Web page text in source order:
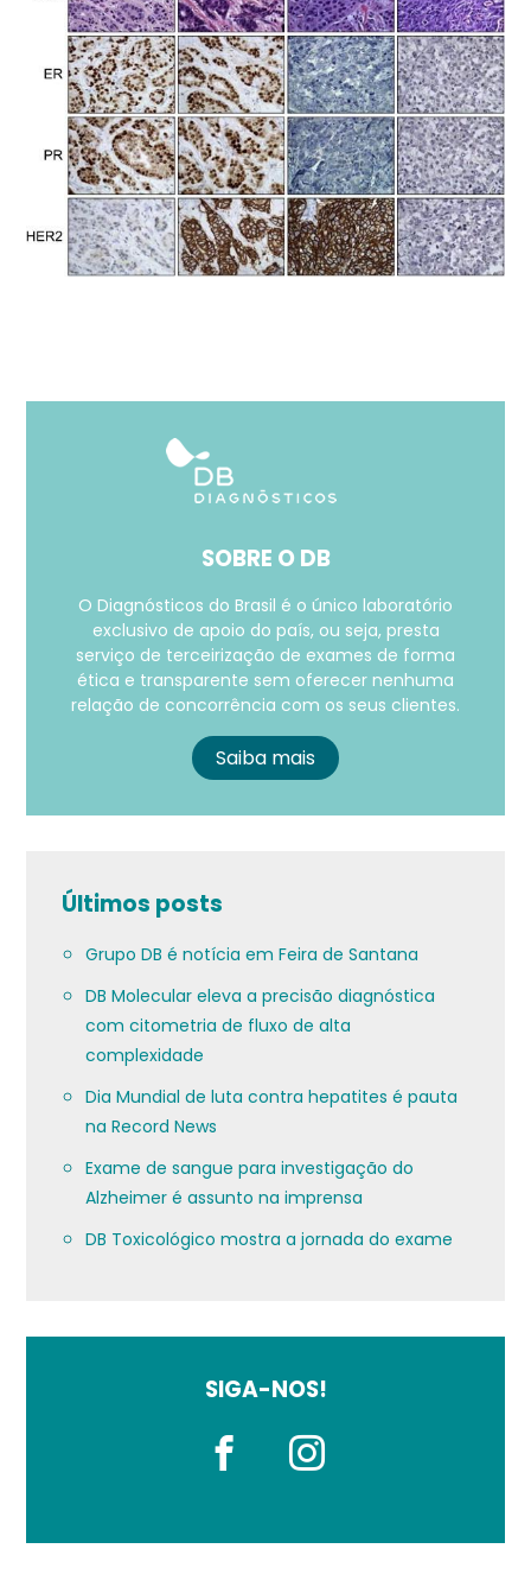
SOBRE O DB
O Diagnósticos do Brasil é o único laboratório
exclusivo de apoio do país, ou seja, presta
serviço de terceirização de exames de forma
ética e transparente sem oferecer nenhuma
relação de concorrência com os seus clientes.
Saiba mais
Últimos posts
Grupo DB é notícia em Feira de Santana
DB Molecular eleva a precisão diagnóstica
com citometria de fluxo de alta
complexidade
Dia Mundial de luta contra hepatites é pauta
na Record News
Exame de sangue para investigação do
Alzheimer é assunto na imprensa
DB Toxicológico mostra a jornada do exame
SIGA-NOS!